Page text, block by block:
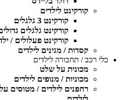
קורקינט לילדים
קורקינט 3 גלגלים
קורקינט גלגלים
קורקינט פעלולים /
קסדות / מגינים לילדים
כלי רכב / תחבורה לילדים
מכונית על שלט
מכוניות / מנופים לילדים
רחפנים לילדים / מטוסים